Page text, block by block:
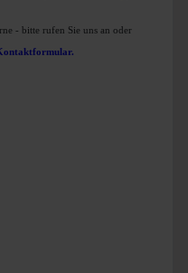
- bitte rufen Sie uns an oder
.